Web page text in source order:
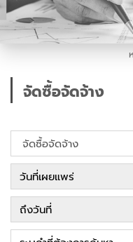
จัดซื้อจัดจ้าง